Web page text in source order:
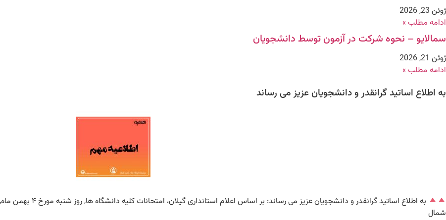
ژوئن 23, 2026
ادامه مطلب »
سمالایو – نحوه شرکت در آزمون توسط دانشجویان
ژوئن 21, 2026
ادامه مطلب »
به اطلاع اساتید گرانقدر و دانشجویان عزیز می رساند
به اطلاع اساتید گرانقدر و دانشجویان عزیز می رساند: بر اساس اعلام استانداری گیلان، امتحانات کلیه دانشگاه ها, روز شنبه مورخ ۴ بهمن ماه, طبق برنامه ی قبلی برگزار خواهد شد.
شمال